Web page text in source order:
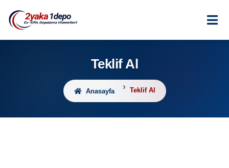
Teklif Al
Anasayfa Teklif Al